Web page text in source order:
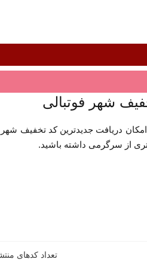
شهر فوتبالی
دریافت جدیدترین کد تخفیف شهر
از سرگرمی داشته باشید.
تعداد کدهای